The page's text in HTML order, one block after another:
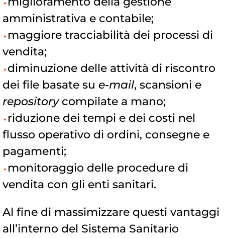
amministrativa e contabile;
maggiore tracciabilità dei processi di
vendita;
diminuzione delle attività di riscontro
dei file basate su e-mail, scansioni e
repositorycompilate a mano;
riduzione dei tempi e dei costi nel
flusso operativo di ordini, consegne e
pagamenti;
monitoraggio delle procedure di
vendita con gli enti sanitari.
Al fine di massimizzare questi vantaggi
all’interno del Sistema Sanitario